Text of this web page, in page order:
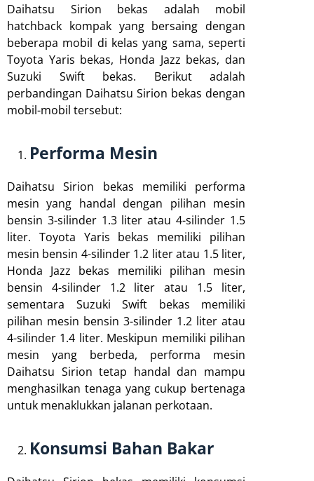
Daihatsu Sirion bekas adalah mobil
hatchback kompak yang bersaing dengan
beberapa mobil di kelas yang sama, seperti
Toyota Yaris bekas, Honda Jazz bekas, dan
Suzuki Swift bekas. Berikut adalah
perbandingan Daihatsu Sirion bekas dengan
mobil-mobil tersebut:
Performa Mesin
Daihatsu Sirion bekas memiliki performa
mesin yang handal dengan pilihan mesin
bensin 3-silinder 1.3 liter atau 4-silinder 1.5
liter. Toyota Yaris bekas memiliki pilihan
mesin bensin 4-silinder 1.2 liter atau 1.5 liter,
Honda Jazz bekas memiliki pilihan mesin
bensin 4-silinder 1.2 liter atau 1.5 liter,
sementara Suzuki Swift bekas memiliki
pilihan mesin bensin 3-silinder 1.2 liter atau
4-silinder 1.4 liter. Meskipun memiliki pilihan
mesin yang berbeda, performa mesin
Daihatsu Sirion tetap handal dan mampu
menghasilkan tenaga yang cukup bertenaga
untuk menaklukkan jalanan perkotaan.
Konsumsi Bahan Bakar